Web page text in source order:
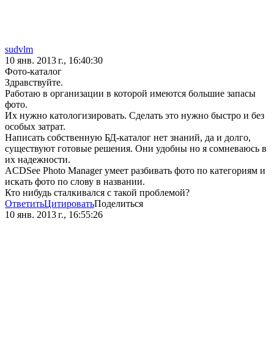
sudvlm
10 янв. 2013 г., 16:40:30
Фото-каталог
Здравствуйте.
Работаю в организации в которой имеются большие запасы
фото.
Их нужно катологизировать. Сделать это нужно быстро и без
особых затрат.
Написать собственную БД-каталог нет знаний, да и долго,
существуют готовые решения. Они удобны но я сомневаюсь в
их надежности.
ACDSee Photo Manager умеет разбивать фото по категориям и
искать фото по слову в названии.
Кто нибудь сталкивался с такой проблемой?
ОтветитьЦитироватьПоделиться
10 янв. 2013 г., 16:55:26